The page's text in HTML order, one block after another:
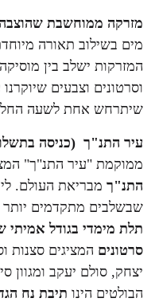
מזרקה ממוחשבת
המזרקות ישלב בין
וסרטונים וצבעים
שיתרחש אחת לשעה החל
עיר התנ"ך (כניסה
ממוקמת "עיר התנ"ך"
התנ"ך מבריאת העולם.
שבשלבים מתקדמים יותר
תלת מימדי בגודל אמיתי
סרטונים המציגים סצנות
יצחק, סולם יעקב ומגוון
הבולטים הינו תיבת נח